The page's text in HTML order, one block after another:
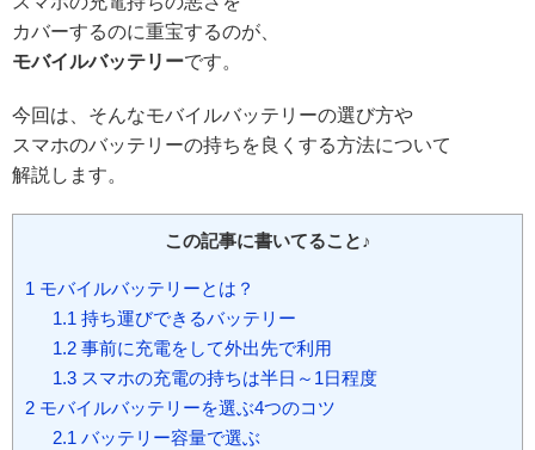
カバーするのに重宝するのが、
モバイルバッテリーです。
今回は、そんなモバイルバッテリーの選び方や
スマホのバッテリーの持ちを良くする方法について
解説します。
この記事に書いてること♪
1 モバイルバッテリーとは？
1.1 持ち運びできるバッテリー
1.2事前に充電をして外出先で利用
1.3スマホの充電の持ちは半日～1日程度
2 モバイルバッテリーを選ぶ4つのコツ
2.1 バッテリー容量で選ぶ